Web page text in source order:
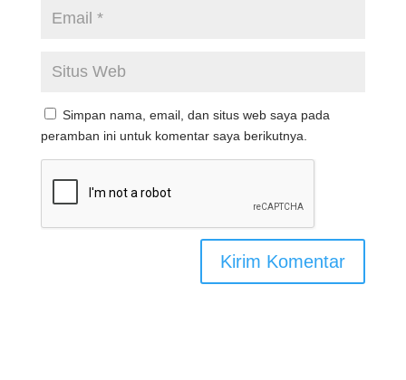
Simpan nama, email, dan situs web saya pada
peramban ini untuk komentar saya berikutnya.